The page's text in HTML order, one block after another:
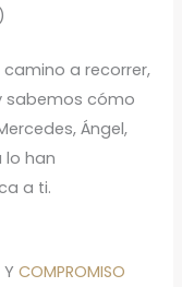
a recorrer,
sabemos cómo
Ángel,
lo han
a ti.
YCOMPROMISO